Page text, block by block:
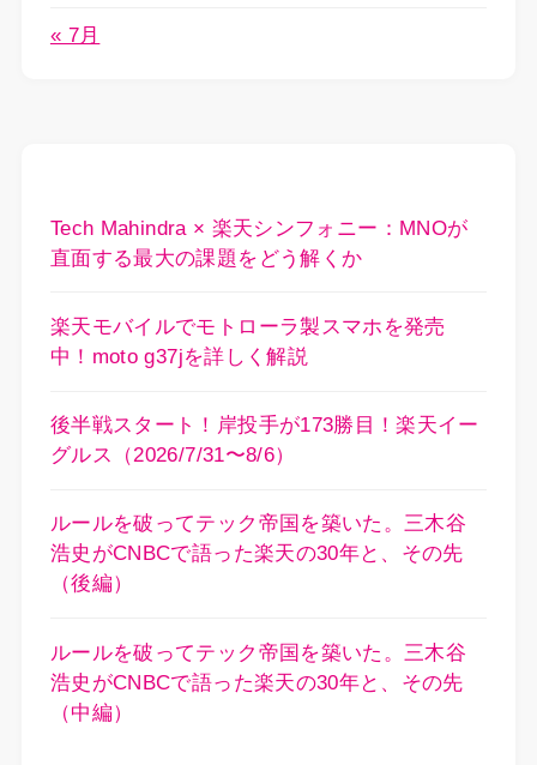
« 7月
Tech Mahindra × 楽天シンフォニー：MNOが
直面する最大の課題をどう解くか
楽天モバイルでモトローラ製スマホを発売
中！moto g37jを詳しく解説
後半戦スタート！岸投手が173勝目！楽天イー
グルス（2026/7/31〜8/6）
ルールを破ってテック帝国を築いた。三木谷
浩史がCNBCで語った楽天の30年と、その先
（後編）
ルールを破ってテック帝国を築いた。三木谷
浩史がCNBCで語った楽天の30年と、その先
（中編）